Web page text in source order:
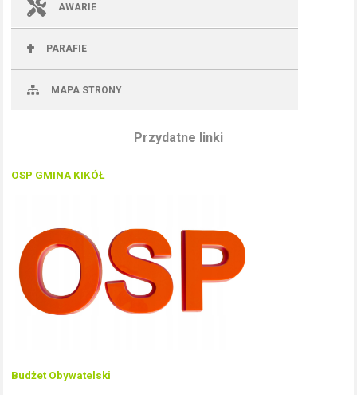
AWARIE
PARAFIE
MAPA STRONY
Przydatne linki
OSP GMINA KIKÓŁ
Budżet Obywatelski